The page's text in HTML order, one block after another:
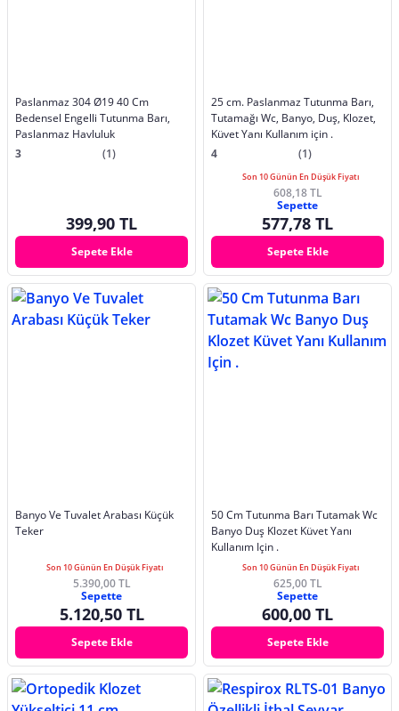
Paslanmaz 304 Ø19 40 Cm
Bedensel Engelli Tutunma Barı,
Paslanmaz Havluluk
3
(1)
399,90 TL
Sepete Ekle
25 cm. Paslanmaz Tutunma Barı,
Tutamağı Wc, Banyo, Duş, Klozet,
Küvet Yanı Kullanım için .
4
(1)
Son 10 Günün En Düşük Fiyatı
608,18 TL
Sepette
577,78 TL
Sepete Ekle
Banyo Ve Tuvalet Arabası Küçük
Teker
Son 10 Günün En Düşük Fiyatı
5.390,00 TL
Sepette
5.120,50 TL
Sepete Ekle
50 Cm Tutunma Barı Tutamak Wc
Banyo Duş Klozet Küvet Yanı
Kullanım Için .
Son 10 Günün En Düşük Fiyatı
625,00 TL
Sepette
600,00 TL
Sepete Ekle